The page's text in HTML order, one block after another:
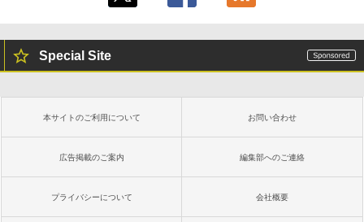
Special Site
本サイトのご利用について お問い合わせ
広告掲載のご案内 編集部へのご連絡
プライバシーについて 会社概要